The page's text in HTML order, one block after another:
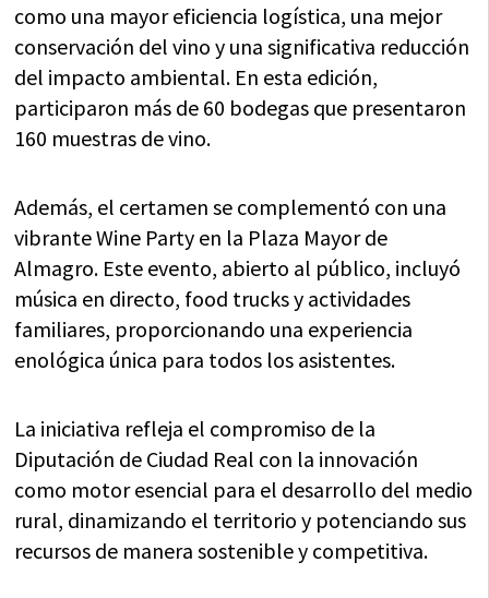
como una mayor eficiencia logística, una mejor
conservación del vino y una significativa reducción
del impacto ambiental. En esta edición,
participaron más de 60 bodegas que presentaron
160 muestras de vino.
Además, el certamen se complementó con una
vibrante Wine Party en la Plaza Mayor de
Almagro. Este evento, abierto al público, incluyó
música en directo, food trucks y actividades
familiares, proporcionando una experiencia
enológica única para todos los asistentes.
La iniciativa refleja el compromiso de la
Diputación de Ciudad Real con la innovación
como motor esencial para el desarrollo del medio
rural, dinamizando el territorio y potenciando sus
recursos de manera sostenible y competitiva.